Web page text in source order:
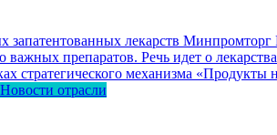
запатентованных лекарств Минпромторг
важных препаратов. Речь идет о
механизма «Продукты
Новости отрасли